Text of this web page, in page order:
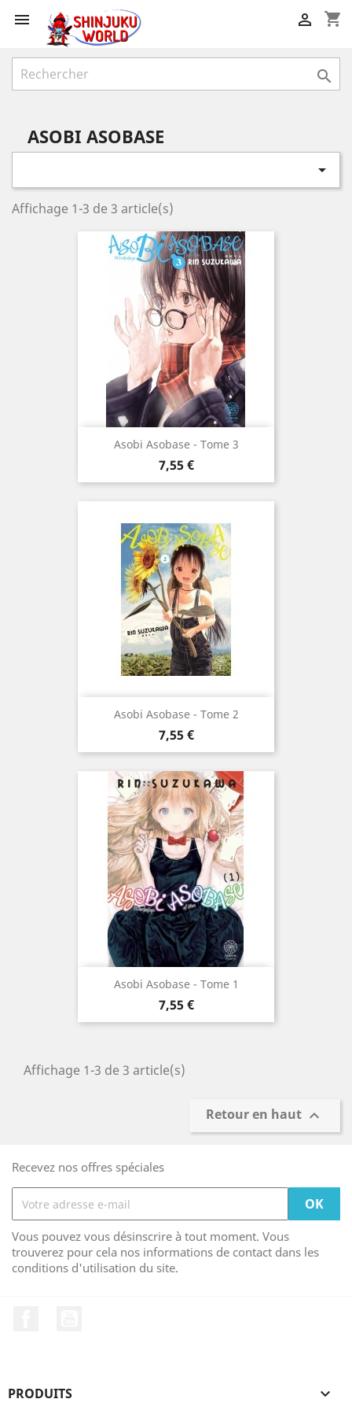
 shopping_cart


ASOBI ASOBASE

Affichage 1-3 de 3 article(s)
Asobi Asobase - Tome 3
Prix
7,55 €
Asobi Asobase - Tome 2
Prix
7,55 €
Asobi Asobase - Tome 1
Prix
7,55 €
Affichage 1-3 de 3 article(s)
Retour en haut 
Recevez nos offres spéciales
Vous pouvez vous désinscrire à tout moment. Vous
trouverez pour cela nos informations de contact dans les
conditions d'utilisation du site.
PRODUITS 